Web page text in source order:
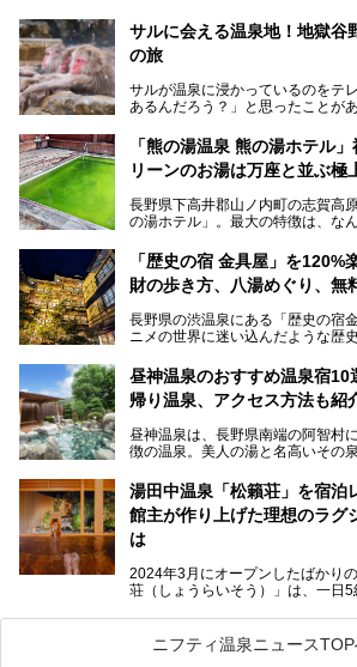
サルに会える温泉地！地獄谷
の旅
サルが温泉に浸かっているのをテ
あるんだろう？」と思ったことが
この微笑ましい光景は、長野県に
見られるもので、野生のサルが雪
を間近で観察できます。
本記事では、地獄谷野猿公苑の魅
との関係性、地獄谷周辺の観光ス
ので、野生のサルを観察する貴重
て楽しみたい人は、ぜひ参考にし
「熊の湯温泉 熊の湯ホテル
リーンのお湯は万座と並ぶ極
長野県下高井郡山ノ内町の志賀高
の湯ホテル」。最大の特徴は、な
リピートするファンも多い温泉で
しみたい極上の温泉を紹介します
「歴史の宿 金具屋」を120%
財の歩き方、八湯めぐり、無
長野県の渋温泉にある「歴史の宿
ニメの世界に迷い込んだような歴
を隅々まで楽しみたいですよね。
滞在を最高の思い出にするための
紹介します！
昼神温泉のおすすめ温泉宿10
帰り温泉、アクセス方法も紹
昼神温泉は、長野県南端の阿智村
徴の温泉。美人の湯と名高いその
昼神温泉では、朝市などの観光ス
きを楽しめるグルメスポットなど
りの場所が豊富にあります。
この記事では、昼神温泉での滞在
帰り温泉、見どころ満載の観光・
クセス方法も順に紹介します。
湯田中温泉「松籟荘」を宿泊
館主が作り上げた理想のラグ
は
2024年3月にオープンしたばかり
荘（しょうらいそう）」は、一日5
ライベートに楽しめる非日常感が
道向かいの「よろづや」の大浴場
「湯田中大湯」も利用ができます。
ニフティ温泉ニュース